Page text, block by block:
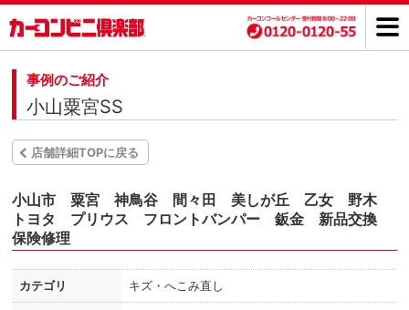
事例のご紹介
小山粟宮SS
店舗詳細TOPに戻る
小山市 粟宮 神鳥谷 間々田 美しが丘 乙女 野木
トヨタ プリウス フロントバンパー 鈑金 新品交換
保険修理
カテゴリ キズ・へこみ直し